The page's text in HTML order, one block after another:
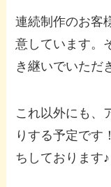
連続制作のお客
意しています。
き継いでいただ
これ以外にも、
りする予定で
ちしております♪